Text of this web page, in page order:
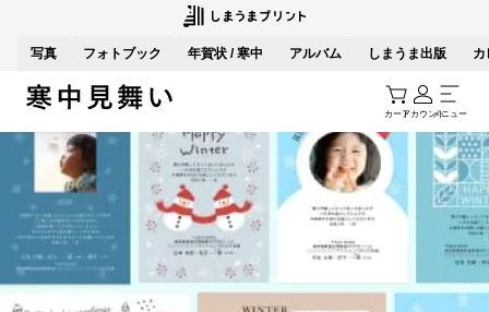
写真 フォトブック 年賀状 / 寒中 アルバム しまうま出版 カ
カートアカウントメニュー